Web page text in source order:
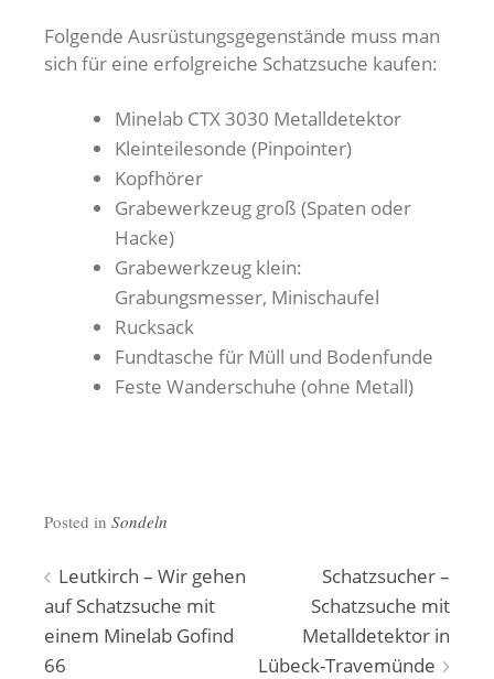
Folgende Ausrüstungsgegenstände muss man
sich für eine erfolgreiche Schatzsuche kaufen:
Minelab CTX 3030 Metalldetektor
Kleinteilesonde (Pinpointer)
Kopfhörer
Grabewerkzeug groß (Spaten oder
Hacke)
Grabewerkzeug klein:
Grabungsmesser, Minischaufel
Rucksack
Fundtasche für Müll und Bodenfunde
Feste Wanderschuhe (ohne Metall)
Posted in Sondeln
Beitragsnavigation
Leutkirch – Wir gehen
auf Schatzsuche mit
einem Minelab Gofind
66
Schatzsucher –
Schatzsuche mit
Metalldetektor in
Lübeck-Travemünde